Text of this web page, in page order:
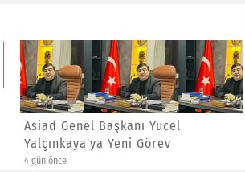
Hüseyin Kızıldaş'dan
Sitem